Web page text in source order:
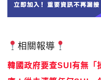
相關報導
韓國政府要查SUI有無「